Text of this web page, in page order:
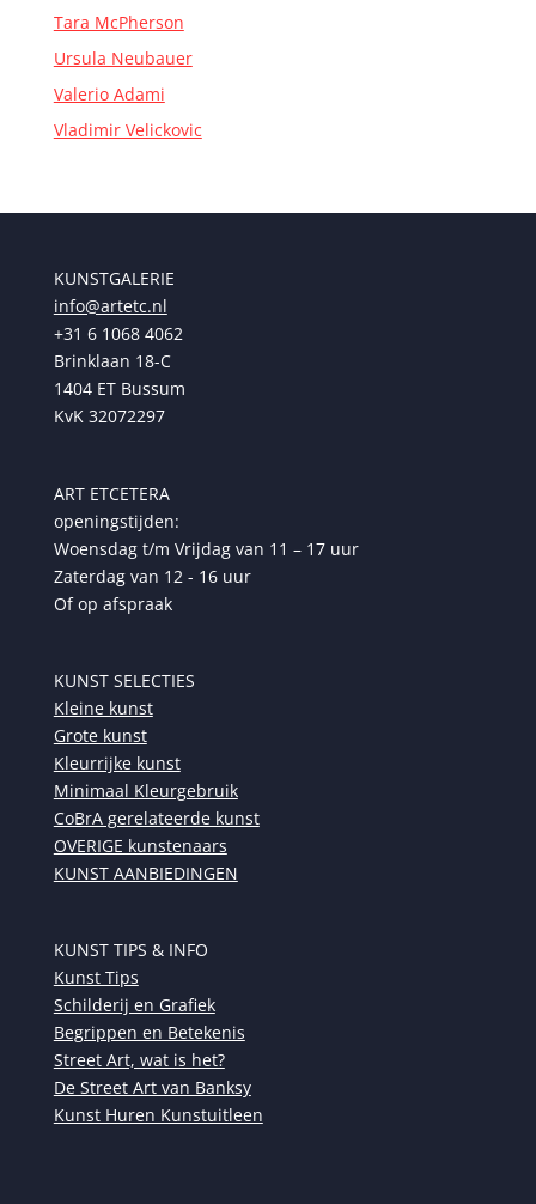
Tara McPherson
Ursula Neubauer
Valerio Adami
Vladimir Velickovic
KUNSTGALERIE
info@artetc.nl
+31 6 1068 4062
Brinklaan 18-C
1404 ET Bussum
KvK 32072297
ART ETCETERA
openingstijden:
Woensdag t/m Vrijdag van 11 – 17 uur
Zaterdag van 12 - 16 uur
Of op afspraak
KUNST SELECTIES
Kleine kunst
Grote kunst
Kleurrijke kunst
Minimaal Kleurgebruik
CoBrA gerelateerde kunst
OVERIGE kunstenaars
KUNST AANBIEDINGEN
KUNST TIPS & INFO
Kunst Tips
Schilderij en Grafiek
Begrippen en Betekenis
Street Art, wat is het?
De Street Art van Banksy
Kunst Huren Kunstuitleen